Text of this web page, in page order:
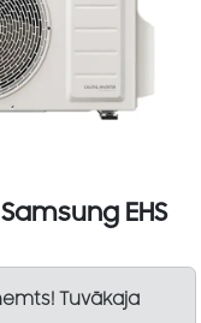
EHS
Tuvākaja